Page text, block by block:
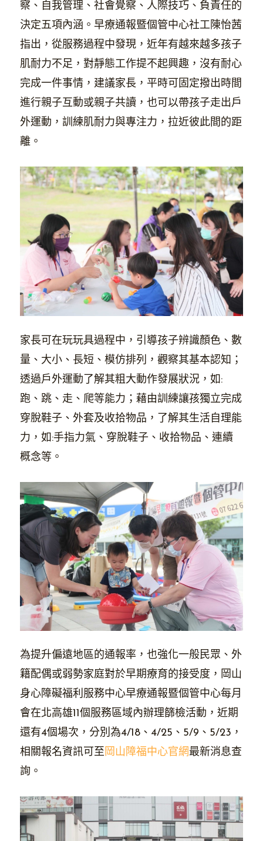
察、自我管理、社會覺察、人際技巧、負責任的
決定五項內涵。早療通報暨個管中心社工陳怡茜
指出，從服務過程中發現，近年有越來越多孩子
肌耐力不足，對靜態工作提不起興趣，沒有耐心
完成一件事情，建議家長，平時可固定撥出時間
進行親子互動或親子共讀，也可以帶孩子走出戶
外運動，訓練肌耐力與專注力，拉近彼此間的距
離。
家長可在玩玩具過程中，引導孩子辨識顏色、數
量、大小、長短、模仿排列，觀察其基本認知；
透過戶外運動了解其粗大動作發展狀況，如:
跑、跳、走、爬等能力；藉由訓練讓孩獨立完成
穿脫鞋子、外套及收拾物品，了解其生活自理能
力，如:手指力氣、穿脫鞋子、收拾物品、連續
概念等。
為提升偏遠地區的通報率，也強化一般民眾、外
籍配偶或弱勢家庭對於早期療育的接受度，岡山
身心障礙福利服務中心早療通報暨個管中心每月
會在北高雄11個服務區域內辦理篩檢活動，近期
還有4個場次，分別為4/18、4/25、5/9、5/23，
相關報名資訊可至 岡山障福中心官網最新消息查
詢。